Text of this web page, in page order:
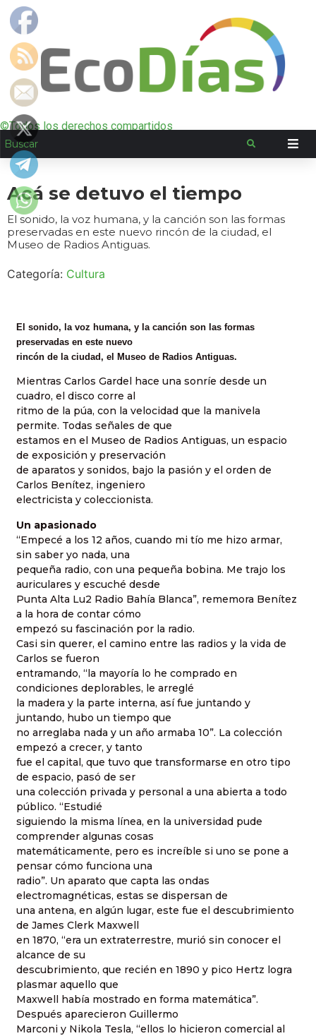
©Todos los derechos compartidos
Acá se detuvo el tiempo
El sonido, la voz humana, y la canción son las formas
preservadas en este nuevo rincón de la ciudad, el
Museo de Radios Antiguas.
Categoría: Cultura
El sonido, la voz humana, y la canción son las formas
preservadas en este nuevo
rincón de la ciudad, el Museo de Radios Antiguas.
Mientras Carlos Gardel hace una sonríe desde un
cuadro, el disco corre al
ritmo de la púa, con la velocidad que la manivela
permite. Todas señales de que
estamos en el Museo de Radios Antiguas, un espacio
de exposición y preservación
de aparatos y sonidos, bajo la pasión y el orden de
Carlos Benítez, ingeniero
electricista y coleccionista.
Un apasionado
“Empecé a los 12 años, cuando mi tío me hizo armar,
sin saber yo nada, una
pequeña radio, con una pequeña bobina. Me trajo los
auriculares y escuché desde
Punta Alta Lu2 Radio Bahía Blanca”, rememora Benítez
a la hora de contar cómo
empezó su fascinación por la radio.
Casi sin querer, el camino entre las radios y la vida de
Carlos se fueron
entramando, “la mayoría lo he comprado en
condiciones deplorables, le arreglé
la madera y la parte interna, así fue juntando y
juntando, hubo un tiempo que
no arreglaba nada y un año armaba 10”. La colección
empezó a crecer, y tanto
fue el capital, que tuvo que transformarse en otro tipo
de espacio, pasó de ser
una colección privada y personal a una abierta a todo
público. “Estudié
siguiendo la misma línea, en la universidad pude
comprender algunas cosas
matemáticamente, pero es increíble si uno se pone a
pensar cómo funciona una
radio”. Un aparato que capta las ondas
electromagnéticas, estas se dispersan de
una antena, en algún lugar, este fue el descubrimiento
de James Clerk Maxwell
en 1870, “era un extraterrestre, murió sin conocer el
alcance de su
descubrimiento, que recién en 1890 y pico Hertz logra
plasmar aquello que
Maxwell había mostrado en forma matemática”.
Después aparecieron Guillermo
Marconi y Nikola Tesla, “ellos lo hicieron comercial al